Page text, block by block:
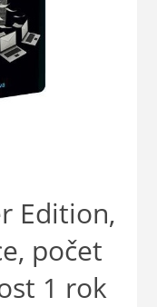
Edition,
počet
1 rok